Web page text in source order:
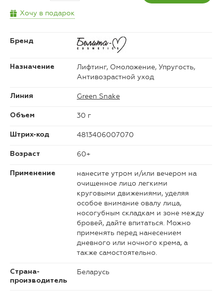
Хочу в подарок
Бренд
Назначение
Лифтинг, Омоложение, Упругость,
Антивозрастной уход
Линия Green Snake
Объем 30 г
Штрих-код 4813406007070
Возраст 60+
Применение
нанесите утром и/или вечером на
очищенное лицо легкими
круговыми движениями, уделяя
особое внимание овалу лица,
носогубным складкам и зоне между
бровей, дайте впитаться. Можно
применять перед нанесением
дневного или ночного крема, а
также самостоятельно.
Страна-
производитель
Беларусь